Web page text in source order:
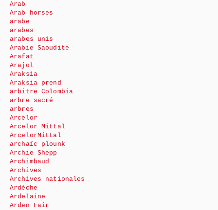
Arab
Arab horses
arabe
arabes
arabes unis
Arabie Saoudite
Arafat
Arajol
Araksia
Araksia prend
arbitre Colombia
arbre sacré
arbres
Arcelor
Arcelor Mittal
ArcelorMittal
archaïc plounk
Archie Shepp
Archimbaud
Archives
Archives nationales
Ardèche
Ardelaine
Arden Fair